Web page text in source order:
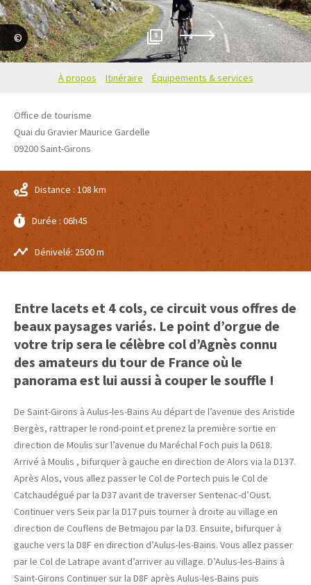
Anne Dubndidu 5
À propos Itinéraire Équipements & services
Office de tourisme
Quai du Gravier Maurice Gardelle
09200Saint-Girons
Distance : 108 km
Durée : 06h45
Dénivelé: 2500 m
Entre lacets et 4 cols, ce circuit vous offres de
beaux paysages variés. Le point d’orgue de
votre trip sera le célèbre col d’Agnès connu
des amateurs du tour de France où le
panorama est lui aussi à couper le souffle !
De Saint-Girons à Aulus-les-Bains Au départ de l’avenue des Aristide
Bergès, rattraper le rond-point et prenez la première sortie en
direction de Moulis sur l’avenue du Maréchal Foch puis la D618.
Arrivé à Moulis , bifurquer à gauche en direction de Alors via la D137.
Après Alos, vous allez passer le Col de Portech puis le Col de
Catchaudégué par la D37 avant de traverser Sentenac-d’Oust.
Continuer vers Seix par la D17 puis tourner à droite au village en
direction de Couflens de Betmajou par la D3. Ensuite, bifurquer à
gauche vers la D8F en direction d’Aulus-les-Bains. Vous allez passer
par le Col de Latrape avant d’arriver au village. D’Aulus-les-Bains à
Saint-Girons Continuer sur la D8F après Aulus-les-Bains puis